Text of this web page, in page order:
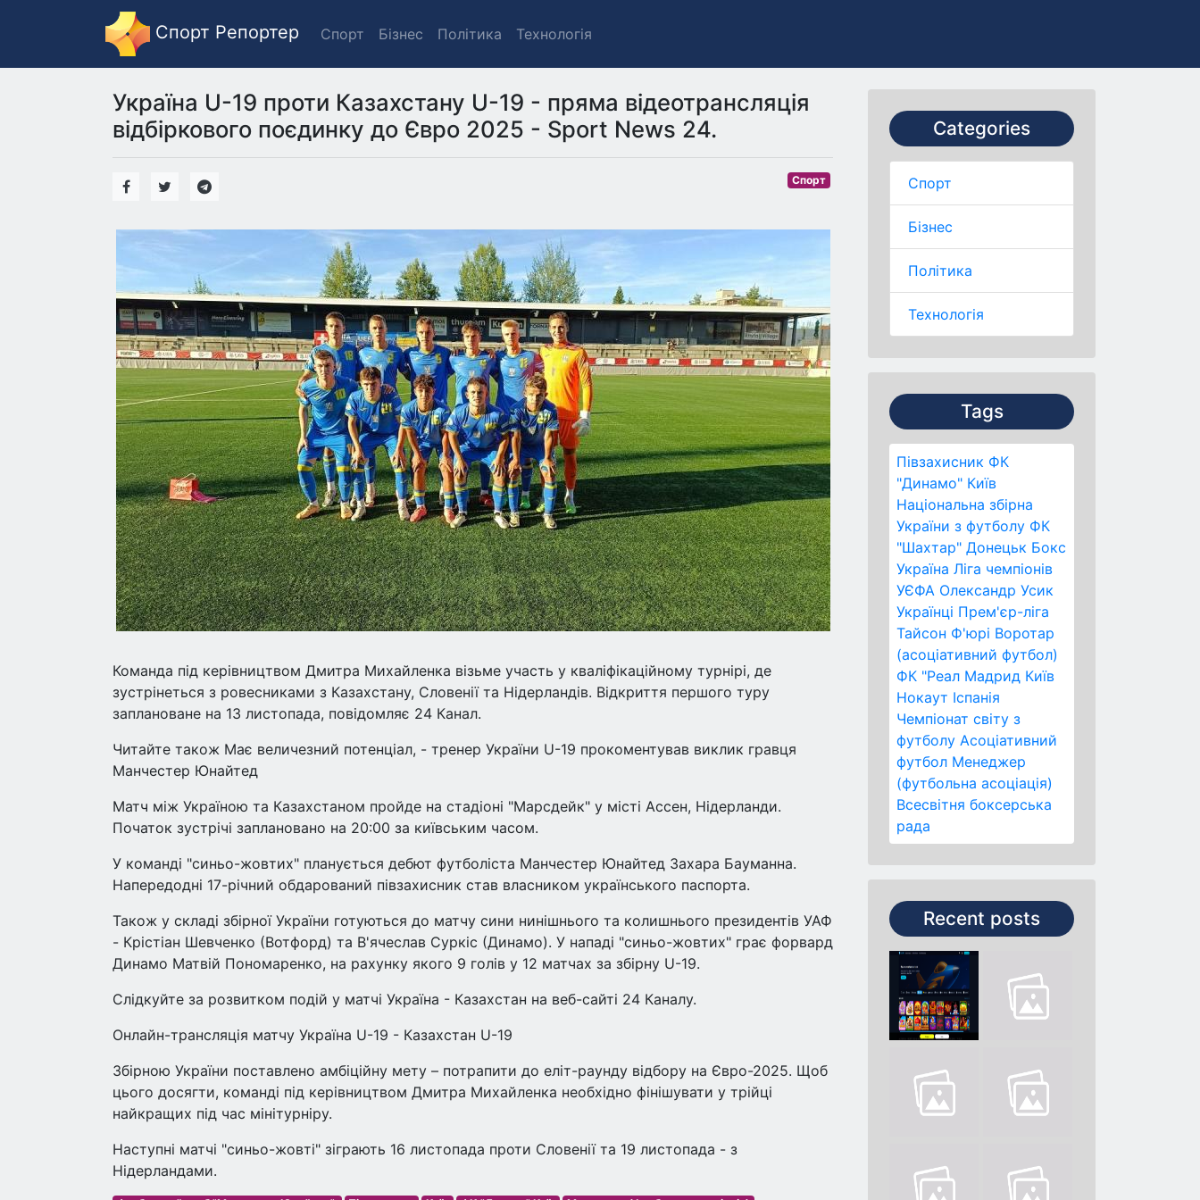
Спорт Репортер Спорт Бізнес Політика Технологія
Categories
Спорт
Бізнес
Політика
Технологія
Tags
Півзахисник ФК
"Динамо" Київ
Національна збірна
України з футболу ФК
"Шахтар" Донецьк Бокс
Україна Ліга чемпіонів
УЄФА Олександр Усик
Українці Прем'єр-ліга
Тайсон Ф'юрі Воротар
(асоціативний футбол)
ФК "Реал Мадрид Київ
Нокаут Іспанія
Чемпіонат світу з
футболу Асоціативний
футбол Менеджер
(футбольна асоціація)
Всесвітня боксерська
рада
Recent posts
Україна U-19 проти Казахстану U-19 - пряма відеотрансляція
відбіркового поєдинку до Євро 2025 - Sport News 24.
Спорт
Команда під керівництвом Дмитра Михайленка візьме участь у кваліфікаційному турнірі, де
зустрінеться з ровесниками з Казахстану, Словенії та Нідерландів. Відкриття першого туру
заплановане на 13 листопада, повідомляє 24 Канал.
Читайте також Має величезний потенціал, - тренер України U-19 прокоментував виклик гравця
Манчестер Юнайтед
Матч між Україною та Казахстаном пройде на стадіоні "Марсдейк" у місті Ассен, Нідерланди.
Початок зустрічі заплановано на 20:00 за київським часом.
У команді "синьо-жовтих" планується дебют футболіста Манчестер Юнайтед Захара Бауманна.
Напередодні 17-річний обдарований півзахисник став власником українського паспорта.
Також у складі збірної України готуються до матчу сини нинішнього та колишнього президентів УАФ
- Крістіан Шевченко (Вотфорд) та В'ячеслав Суркіс (Динамо). У нападі "синьо-жовтих" грає форвард
Динамо Матвій Пономаренко, на рахунку якого 9 голів у 12 матчах за збірну U-19.
Слідкуйте за розвитком подій у матчі Україна - Казахстан на веб-сайті 24 Каналу.
Онлайн-трансляція матчу Україна U-19 - Казахстан U-19
Збірною України поставлено амбіційну мету – потрапити до еліт-раунду відбору на Євро-2025. Щоб
цього досягти, команді під керівництвом Дмитра Михайленка необхідно фінішувати у трійці
найкращих під час мінітурніру.
Наступні матчі "синьо-жовті" зіграють 16 листопада проти Словенії та 19 листопада - з
Нідерландами.